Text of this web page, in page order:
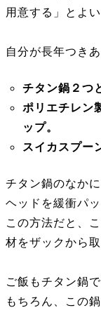
用意する」とよ
自分が長年つき
チタン鍋２つ
ポリエチレン
ップ。
スイカスプー
チタン鍋のなか
ヘッドを緩衝パ
この方法だと、
材をザックから
ご飯もチタン鍋
もちろん、この